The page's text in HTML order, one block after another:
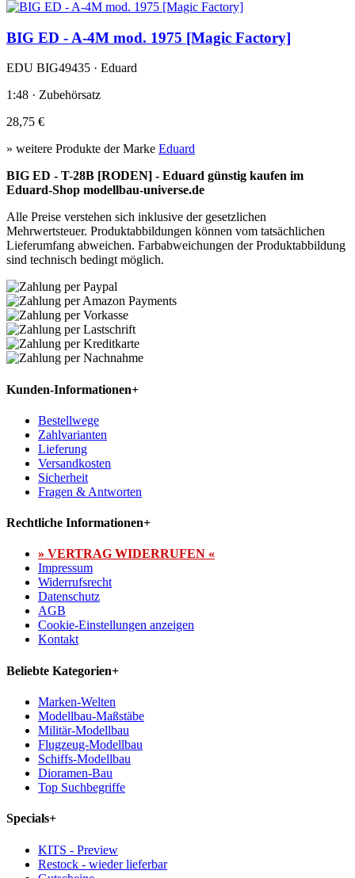
BIG ED - A-4M mod. 1975 [Magic Factory]
EDU BIG49435 · Eduard
1:48 · Zubehörsatz
28,75 €
» weitere Produkte der Marke Eduard
BIG ED - T-28B [RODEN] - Eduard günstig kaufen im
Eduard-Shop modellbau-universe.de
Alle Preise verstehen sich inklusive der gesetzlichen
Mehrwertsteuer. Produktabbildungen können vom tatsächlichen
Lieferumfang abweichen. Farbabweichungen der Produktabbildung
sind technisch bedingt möglich.
Kunden-Informationen+
Bestellwege
Zahlvarianten
Lieferung
Versandkosten
Sicherheit
Fragen & Antworten
Rechtliche Informationen+
» VERTRAG WIDERRUFEN «
Impressum
Widerrufsrecht
Datenschutz
AGB
Cookie-Einstellungen anzeigen
Kontakt
Beliebte Kategorien+
Marken-Welten
Modellbau-Maßstäbe
Militär-Modellbau
Flugzeug-Modellbau
Schiffs-Modellbau
Dioramen-Bau
Top Suchbegriffe
Specials+
KITS - Preview
Restock - wieder lieferbar